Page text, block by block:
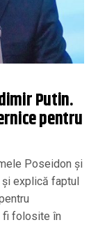
Putin.
pentru
Poseidon și
și explică faptul
fi folosite în